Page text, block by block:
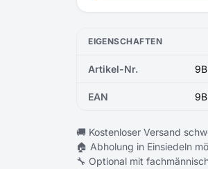
EIGENSCHAFTEN
Artikel-Nr.
EAN
🚚 Kostenloser Versand
🏠 Abholung in Einsiedeln
🔧 Optional mit